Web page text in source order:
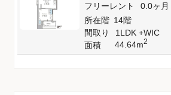
フリーレント
0.0ヶ月
所在階 14階
間取り
1LDK +WIC
面積
44.64m2